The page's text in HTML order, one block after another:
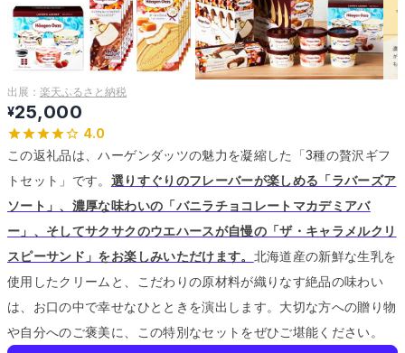
出展： 楽天ふるさと納税
¥25,000
4.0
この返礼品は、ハーゲンダッツの魅力を凝縮した「3種の贅沢ギフ
トセット」です。 選りすぐりのフレーバーが楽しめる「ラバーズア
ソート」、濃厚な味わいの「バニラチョコレートマカデミアバ
ー」、そしてサクサクのウエハースが自慢の「ザ・キャラメルクリ
スピーサンド」をお楽しみいただけます。 北海道産の新鮮な生乳を
使用したクリームと、こだわりの原材料が織りなす絶品の味わい
は、お口の中で幸せなひとときを演出します。 大切な方への贈り物
や自分へのご褒美に、この特別なセットをぜひご堪能ください。